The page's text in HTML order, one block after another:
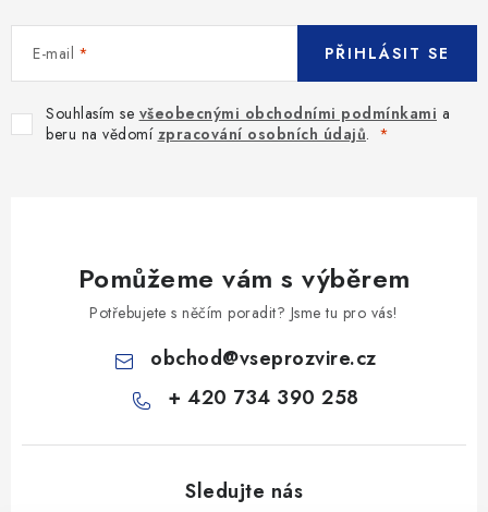
i
u
E-mail
Souhlasím se všeobecnými obchodními podmínkami a
beru na vědomí zpracování osobních údajů.
PŘIHLÁSIT SE
Pomůžeme vám s výběrem
Potřebujete s něčím poradit? Jsme tu pro vás!
obchod@vseprozvire.cz
+ 420 734 390 258